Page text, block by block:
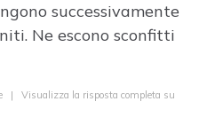
successivamente
Ne escono sconfitti
| Visualizza la risposta completa su